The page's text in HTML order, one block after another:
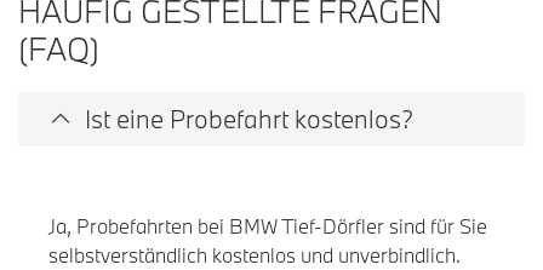
HÄUFIG GESTELLTE FRAGEN
(FAQ)
Ist eine Probefahrt kostenlos?
Ja, Probefahrten bei BMW Tief-Dörfler sind für Sie
selbstverständlich kostenlos und unverbindlich.